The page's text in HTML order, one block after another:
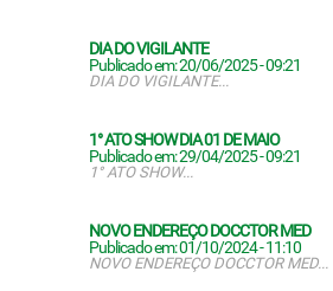
DIA DO VIGILANTE
Publicado em: 20/06/2025 - 09:21
DIA DO VIGILANTE...
1° ATO SHOW DIA 01 DE MAIO
Publicado em: 29/04/2025 - 09:21
1° ATO SHOW...
NOVO ENDEREÇO DOCCTOR MED
Publicado em: 01/10/2024 - 11:10
NOVO ENDEREÇO DOCCTOR MED...